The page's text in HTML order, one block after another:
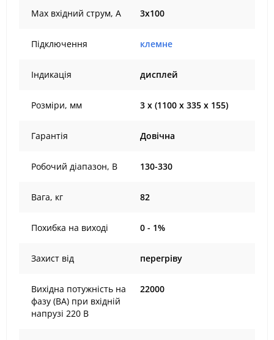
Max вхідний струм, А 3х100
Підключення клемне
Індикація дисплей
Розміри, мм 3 х (1100 х 335 х 155)
Гарантія Довічна
Робочий діапазон, В 130-330
Вага, кг 82
Похибка на виході 0 - 1%
Захист від перегріву
Вихідна потужність на
фазу (ВА) при вхідній
напрузі 220 В
22000